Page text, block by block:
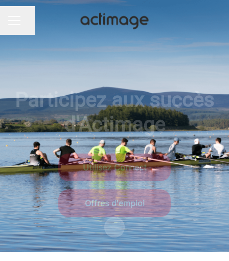
Partager la page
Participez aux succès
d'Actimage
Utilisez Connect
Offres d'emploi
Faire défiler jusqu'au contenu